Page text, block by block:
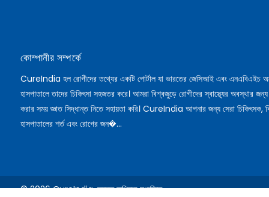
কোম্পানীর সম্পর্কে
CureIndia হল রোগীদের তথ্যের একটি পোর্টাল যা ভারতের জেসিআই এবং এনএবিএইচ
হাসপাতালে তাদের চিকিৎসা সহজতর করে। আমরা বিশ্বজুড়ে রোগীদের স্বাস্থ্যের অবস্থার জন্য
করার সময় জ্ঞাত সিদ্ধান্ত নিতে সহায়তা করি। CureIndia আপনার জন্য সেরা চিকিৎসক,
হাসপাতালের শর্ত এবং রোগের জন�...
© 2026 CureIndia. সমস্ত অধিকার সংরক্ষিত.